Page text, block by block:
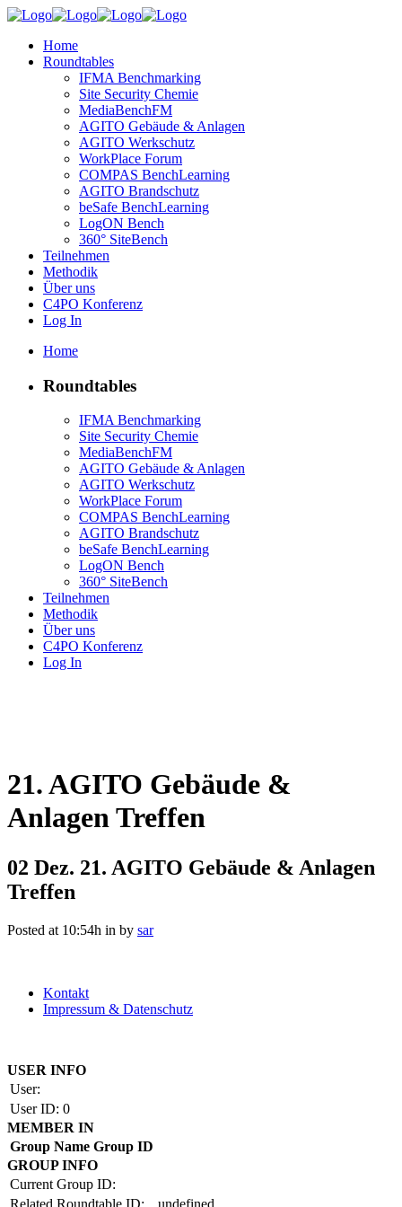
Home
Roundtables
IFMA Benchmarking
Site Security Chemie
MediaBenchFM
AGITO Gebäude & Anlagen
AGITO Werkschutz
WorkPlace Forum
COMPAS BenchLearning
AGITO Brandschutz
beSafe BenchLearning
LogON Bench
360° SiteBench
Teilnehmen
Methodik
Über uns
C4PO Konferenz
Log In
Home
Roundtables
IFMA Benchmarking
Site Security Chemie
MediaBenchFM
AGITO Gebäude & Anlagen
AGITO Werkschutz
WorkPlace Forum
COMPAS BenchLearning
AGITO Brandschutz
beSafe BenchLearning
LogON Bench
360° SiteBench
Teilnehmen
Methodik
Über uns
C4PO Konferenz
Log In
21. AGITO Gebäude &
Anlagen Treffen
02 Dez. 21. AGITO Gebäude & Anlagen
Treffen
Posted at 10:54h in by sar
Kontakt
Impressum & Datenschutz
USER INFO
User:
User ID: 0
MEMBER IN
Group Name Group ID
GROUP INFO
Current Group ID: